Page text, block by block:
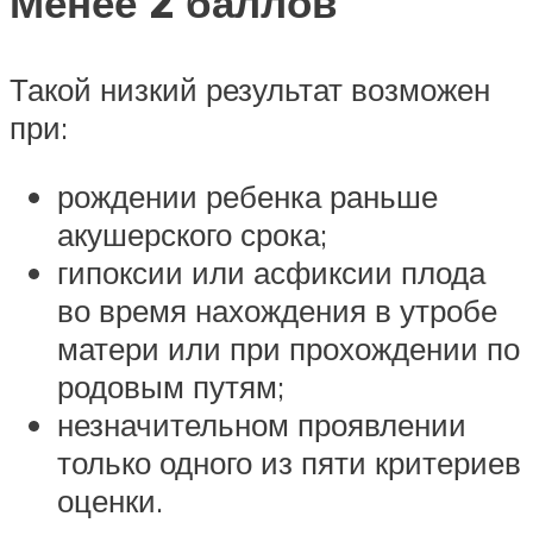
Такой низкий результат возможен
при:
рождении ребенка раньше
акушерского срока;
гипоксии или асфиксии плода
во время нахождения в утробе
матери или при прохождении по
родовым путям;
незначительном проявлении
только одного из пяти критериев
оценки.